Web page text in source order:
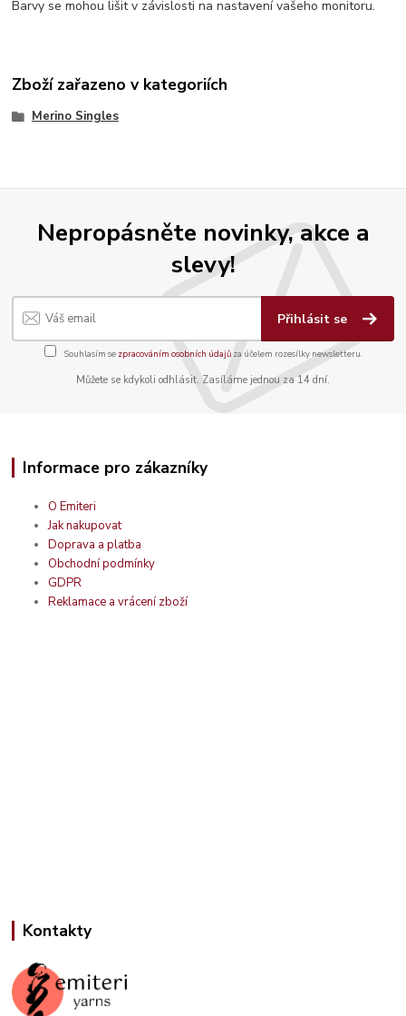
Barvy se mohou lišit v závislosti na nastavení vašeho monitoru.
Zboží zařazeno v kategoriích
Merino Singles
Nepropásněte novinky, akce a
slevy!
Přihlásit se
Souhlasím se zpracováním osobních údajůza účelem rozesílky newsletteru.
Můžete se kdykoli odhlásit. Zasíláme jednou za 14 dní.
Informace pro zákazníky
O Emiteri
Jak nakupovat
Doprava a platba
Obchodní podmínky
GDPR
Reklamace a vrácení zboží
Kontakty